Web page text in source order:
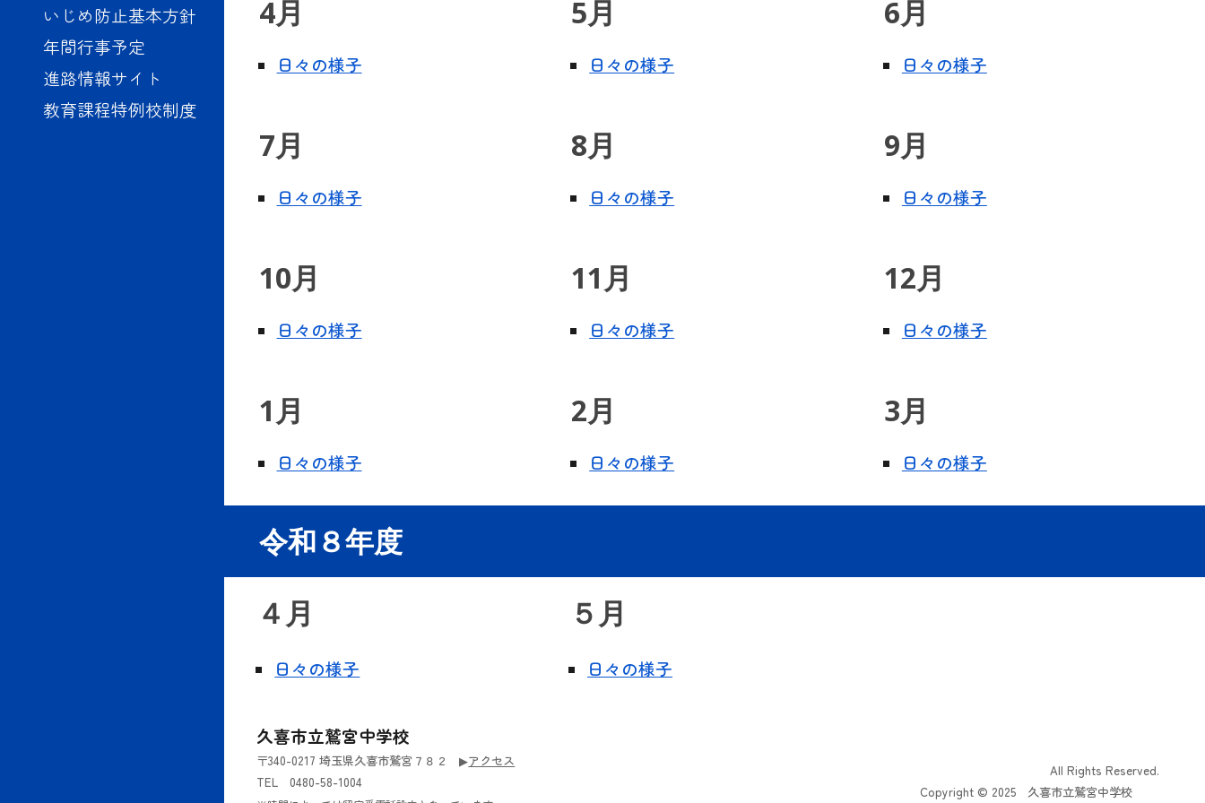
いじめ防止基本方針
年間行事予定
進路情報サイト
教育課程特例校制度
4月
日々の様子
5月
日々の様子
6月
日々の様子
7月
日々の様子
8月
日々の様子
9月
日々の様子
10月
日々の様子
11 月
日々の様子
12月
日々の様子
1月
日々の様子
2月
日々の様子
3月
日々の様子
令和８年度
４ 月
日々の様子
５ 月
日々の様子
久喜市立鷲宮中学校
〒340-0217 埼玉県久喜市鷲宮７８２▶︎アクセス
TEL 0480-58-1004
All Rights Reserved.
Copyright © 2025 久喜市立鷲宮中学校